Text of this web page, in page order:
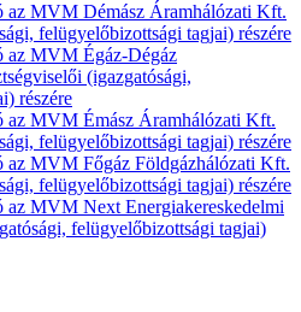
az MVM Démász Áramhálózati Kft.
felügyelőbizottsági tagjai) részére
az MVM Égáz-Dégáz
(igazgatósági,
részére
az MVM Émász Áramhálózati Kft.
felügyelőbizottsági tagjai) részére
az MVM Főgáz Földgázhálózati Kft.
felügyelőbizottsági tagjai) részére
az MVM Next Energiakereskedelmi
felügyelőbizottsági tagjai)